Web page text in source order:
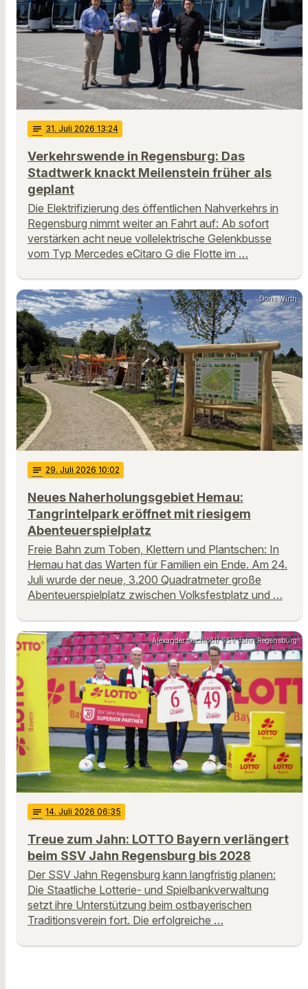
notes 31. Juli 2026 13:24
Verkehrswende in Regensburg: Das
Stadtwerk knackt Meilenstein früher als
geplant
Die Elektrifizierung des öffentlichen Nahverkehrs in
Regensburg nimmt weiter an Fahrt auf: Ab sofort
verstärken acht neue vollelektrische Gelenkbusse
vom Typ Mercedes eCitaro G die Flotte im …
Doris Wirth
notes 29. Juli 2026 10:02
Neues Naherholungsgebiet Hemau:
Tangrintelpark eröffnet mit riesigem
Abenteuerspielplatz
Freie Bahn zum Toben, Klettern und Plantschen: In
Hemau hat das Warten für Familien ein Ende. Am 24.
Juli wurde der neue, 3.200 Quadratmeter große
Abenteuerspielplatz zwischen Volksfestplatz und …
Alexander Gschlößl/ SSV Jahn Regensburg
notes 14. Juli 2026 06:35
Treue zum Jahn: LOTTO Bayern verlängert
beim SSV Jahn Regensburg bis 2028
Der SSV Jahn Regensburg kann langfristig planen:
Die Staatliche Lotterie- und Spielbankverwaltung
setzt ihre Unterstützung beim ostbayerischen
Traditionsverein fort. Die erfolgreiche …